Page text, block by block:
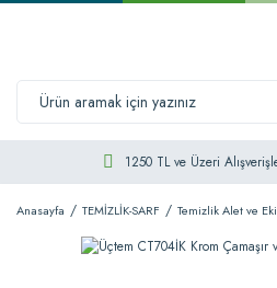
1250 TL ve Üzeri
Anasayfa TEMİZLİK-SARF Temizlik Alet ve